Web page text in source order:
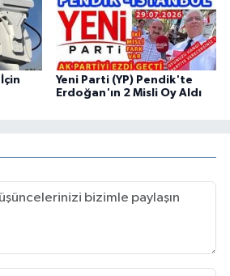
Yeni Parti (YP) Pendik'te
Erdoğan'ın 2 Misli Oy Aldı